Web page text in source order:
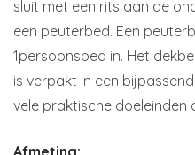
sluit met een rits aan de
een peuterbed. Een
1persoonsbed in. Het
is verpakt in een
vele praktische doeleinden
Afmeting: